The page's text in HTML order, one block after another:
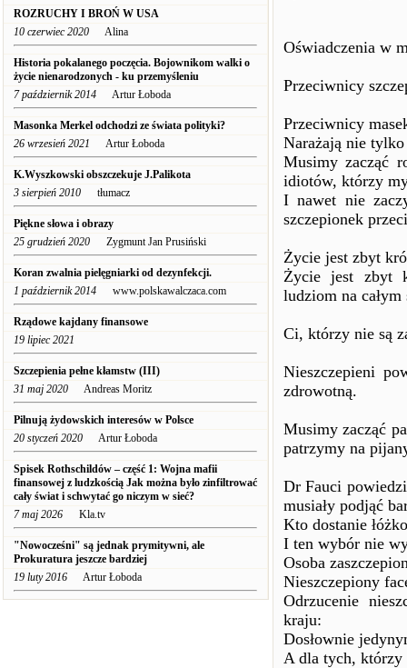
ROZRUCHY I BROŃ W USA
10 czerwiec 2020 Alina
Historia pokalanego poczęcia. Bojownikom walki o
życie nienarodzonych - ku przemyśleniu
7 październik 2014 Artur Łoboda
Masonka Merkel odchodzi ze świata polityki?
26 wrzesień 2021 Artur Łoboda
K.Wyszkowski obszczekuje J.Palikota
3 sierpień 2010 tłumacz
Piękne słowa i obrazy
25 grudzień 2020 Zygmunt Jan Prusiński
Koran zwalnia pielęgniarki od dezynfekcji.
1 październik 2014 www.polskawalczaca.com
Rządowe kajdany finansowe
19 lipiec 2021
Szczepienia pełne kłamstw (III)
31 maj 2020 Andreas Moritz
Pilnują żydowskich interesów w Polsce
20 styczeń 2020 Artur Łoboda
Spisek Rothschildów – część 1: Wojna mafii
finansowej z ludzkością Jak można było zinfiltrować
cały świat i schwytać go niczym w sieć?
7 maj 2026 Kla.tv
"Nowocześni" są jednak prymitywni, ale
Prokuratura jeszcze bardziej
19 luty 2016 Artur Łoboda
Oświadczenia w
Przeciwnicy
Przeciwnicy
Narażają nie tylko
Musimy zacząć
idiotów, którzy
I nawet nie
szczepionek
Życie jest zbyt
Życie jest zbyt
ludziom na
Ci, którzy nie są
Nieszczepieni
zdrowotną.
Musimy zacząć
patrzymy na
Dr Fauci
musiały podjąć
Kto dostanie
I ten wybór nie
Osoba
Nieszczepiony
Odrzucenie
kraju:
Dosłownie
A dla tych, którzy